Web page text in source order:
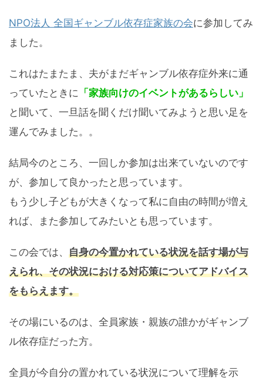
NPO法人 全国ギャンブル依存症家族の会に参加してみ
ました。
これはたまたま、夫がまだギャンブル依存症外来に通
っていたときに 「家族向けのイベントがあるらしい」
と聞いて、一旦話を聞くだけ聞いてみようと思い足を
運んでみました。。
結局今のところ、一回しか参加は出来ていないのです
が、参加して良かったと思っています。
もう少し子どもが大きくなって私に自由の時間が増え
れば、また参加してみたいとも思っています。
この会では、 自身の今置かれている状況を話す場が与
えられ、その状況における対応策についてアドバイス
をもらえます。
その場にいるのは、全員家族・親族の誰かがギャンブ
ル依存症だった方。
全員が今自分の置かれている状況について理解を示